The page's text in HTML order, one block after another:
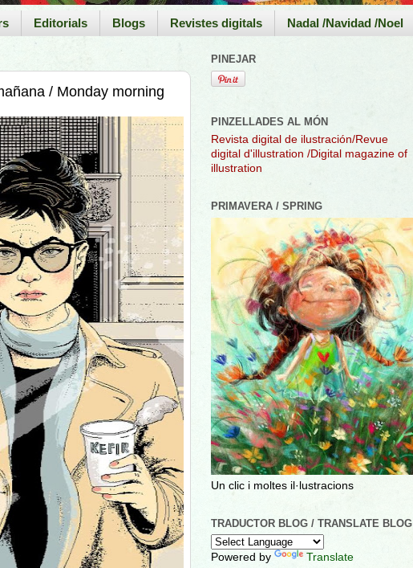
Editorials Blogs Revistes digitals Nadal /Navidad /Noel
/ Monday morning
PINEJAR
PINZELLADES AL MÓN
Revista digital de ilustración/Revue
digital d'illustration /Digital magazine of
illustration
PRIMAVERA / SPRING
Un clic i moltes il·lustracions
TRADUCTOR BLOG / TRANSLATE BLOG
Powered by Translate